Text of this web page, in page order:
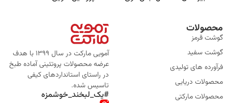
محصولات
گوشت قرمز
گوشت سفید
فرآورده های تولیدی
محصولات دریایی
محصولات مارکتی
آمویی مارکت در سال 1399 با هدف
عرضه محصولات پروتئینی آماده طبخ
در راستای استانداردهای کیفی
تاسیس شده.
#یک_لبخند_خوشمزه